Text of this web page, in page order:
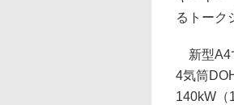
るトーク
新型A4
4気筒
140kW（